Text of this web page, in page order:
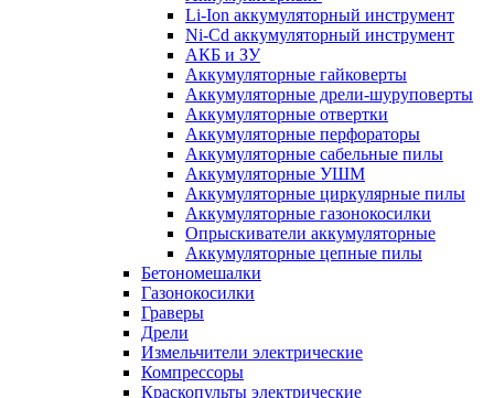
Li-Ion аккумуляторный инструмент
Ni-Cd аккумуляторный инструмент
АКБ и ЗУ
Аккумуляторные гайковерты
Аккумуляторные дрели-шуруповерты
Аккумуляторные отвертки
Аккумуляторные перфораторы
Аккумуляторные сабельные пилы
Аккумуляторные УШМ
Аккумуляторные циркулярные пилы
Аккумуляторные газонокосилки
Опрыскиватели аккумуляторные
Аккумуляторные цепные пилы
Бетономешалки
Газонокосилки
Граверы
Дрели
Измельчители электрические
Компрессоры
Краскопульты электрические